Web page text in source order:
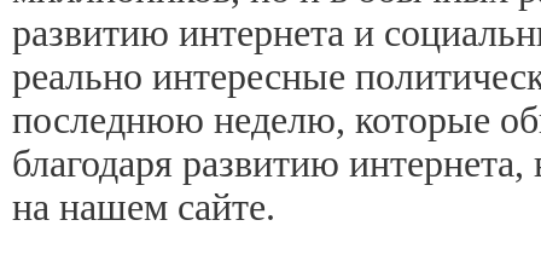
развитию интернета и
реально интересные
последнюю неделю, которые
благодаря развитию
на нашем сайте.